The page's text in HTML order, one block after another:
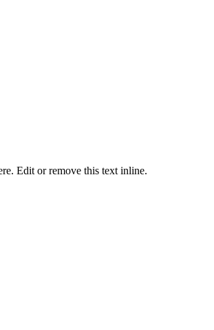
Edit or remove this text inline.